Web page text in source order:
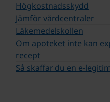
Högkostnadsskydd
Jämför vårdcentraler
Läkemedelskollen
Om apoteket inte kan
recept
Så skaffar du en e-